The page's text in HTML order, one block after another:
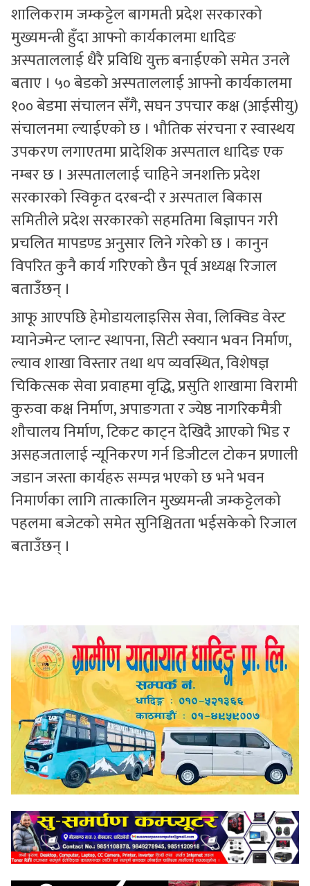
शालिकराम जम्कट्टेल बागमती प्रदेश सरकारको
मुख्यमन्त्री हुँदा आफ्नो कार्यकालमा धादिङ
अस्पताललाई धैरै प्रविधि युक्त बनाईएको समेत उनले
बताए । ५० बेडको अस्पताललाई आफ्नो कार्यकालमा
१०० बेडमा संचालन सँगै, सघन उपचार कक्ष (आईसीयु)
संचालनमा ल्याईएको छ । भौतिक संरचना र स्वास्थय
उपकरण लगाएतमा प्रादेशिक अस्पताल धादिङ एक
नम्बर छ । अस्पताललाई चाहिने जनशक्ति प्रदेश
सरकारको स्विकृत दरबन्दी र अस्पताल बिकास
समितीले प्रदेश सरकारको सहमतिमा बिज्ञापन गरी
प्रचलित मापडण्ड अनुसार लिने गरेको छ । कानुन
विपरित कुनै कार्य गरिएको छैन पूर्व अध्यक्ष रिजाल
बताउँछन् ।
आफू आएपछि हेमोडायलाइसिस सेवा, लिक्विड वेस्ट
म्यानेज्मेन्ट प्लान्ट स्थापना, सिटी स्क्यान भवन निर्माण,
ल्याव शाखा विस्तार तथा थप व्यवस्थित, विशेषज्ञ
चिकित्सक सेवा प्रवाहमा वृद्धि, प्रसुति शाखामा विरामी
कुरुवा कक्ष निर्माण, अपाङगता र ज्येष्ठ नागरिकमैत्री
शौचालय निर्माण, टिकट काट्न देखिदै आएको भिड र
असहजतालाई न्यूनिकरण गर्न डिजीटल टोकन प्रणाली
जडान जस्ता कार्यहरु सम्पन्न भएको छ भने भवन
निमार्णका लागि तात्कालिन मुख्यमन्त्री जम्कट्टेलको
पहलमा बजेटको समेत सुनिश्चितता भईसकेको रिजाल
बताउँछन् ।